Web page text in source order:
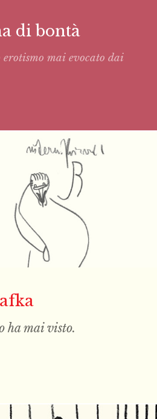
di bontà
mai evocato dai
ha maivisto.